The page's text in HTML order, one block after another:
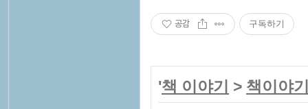
공감 구독하기
'책 이야기 > 책이야